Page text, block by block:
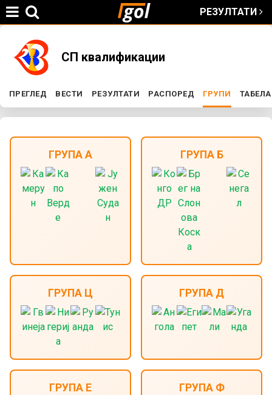
РЕЗУЛТАТИ
You
here
СП квалификации
P
r
y
b
ПРЕГЛЕД ВЕСТИ РЕЗУЛТАТИ РАСПОРЕД ГРУПИ (ACTIVE
ТАБЕЛА
ГРУПА А ГРУПА Б
ГРУПА Ц ГРУПА Д
ГРУПА Е ГРУПА Ф